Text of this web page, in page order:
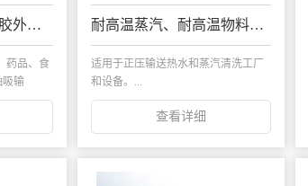
医药级PTFE软管-硅胶外层 TUFLUOR® PTFE SIL
药品、食
吸输
耐高温蒸汽、耐高温物料软管 TUBLUESTREAM
适用于正压输送热水和蒸汽清洗工厂
和设备。...
查看详细